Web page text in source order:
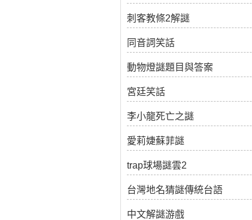
刺客教條2解謎
同音詞笑話
動物燈謎題目與答案
宮廷笑話
李小龍死亡之謎
愛莉婕蘇菲謎
trap球場謎雲2
台灣地名猜謎傳統台語
中文解謎游戲